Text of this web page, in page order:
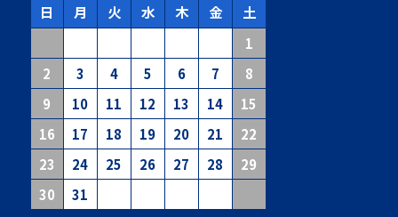
日
月 火 水 木 金 土
1
2
3 4 5 6 7
8
9
10 11 12 13 14
15
16
17 18 19 20 21
22
23
24 25 26 27 28
29
30
31